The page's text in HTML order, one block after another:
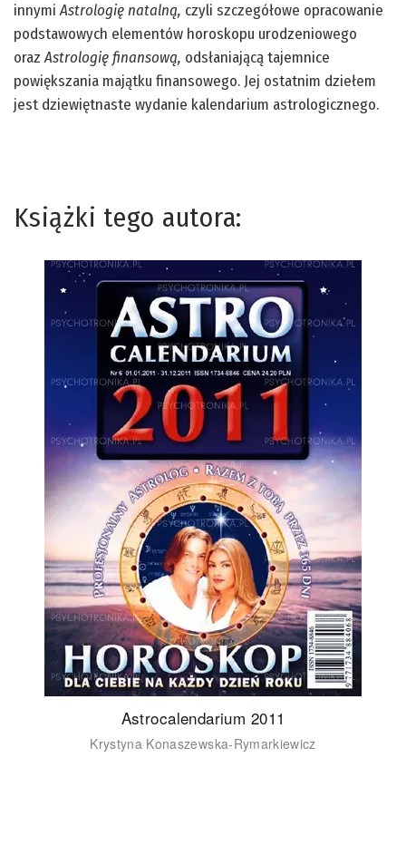
innymiAstrologię natalną, czyli szczegółowe opracowanie
podstawowych elementów horoskopu urodzeniowego
orazAstrologię finansową, odsłaniającą tajemnice
powiększania majątku finansowego. Jej ostatnim dziełem
jest dziewiętnaste wydanie kalendarium astrologicznego.
Książki tego autora:
Astrocalendarium 2011
Krystyna Konaszewska-Rymarkiewicz